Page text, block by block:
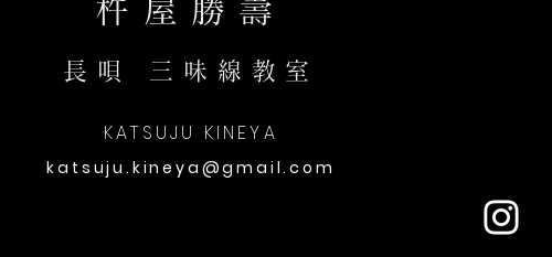
杵屋勝壽
長唄 三味線教室
KATSUJU KINEYA
katsuju.kineya@gmail.com